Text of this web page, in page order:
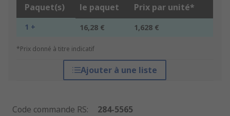
Paquet(s) le paquet Prix par unité*
1 + 16,28 € 1,628 €
*Prix donné à titre indicatif
Ajouter à une liste
Code commande RS:
284-5565